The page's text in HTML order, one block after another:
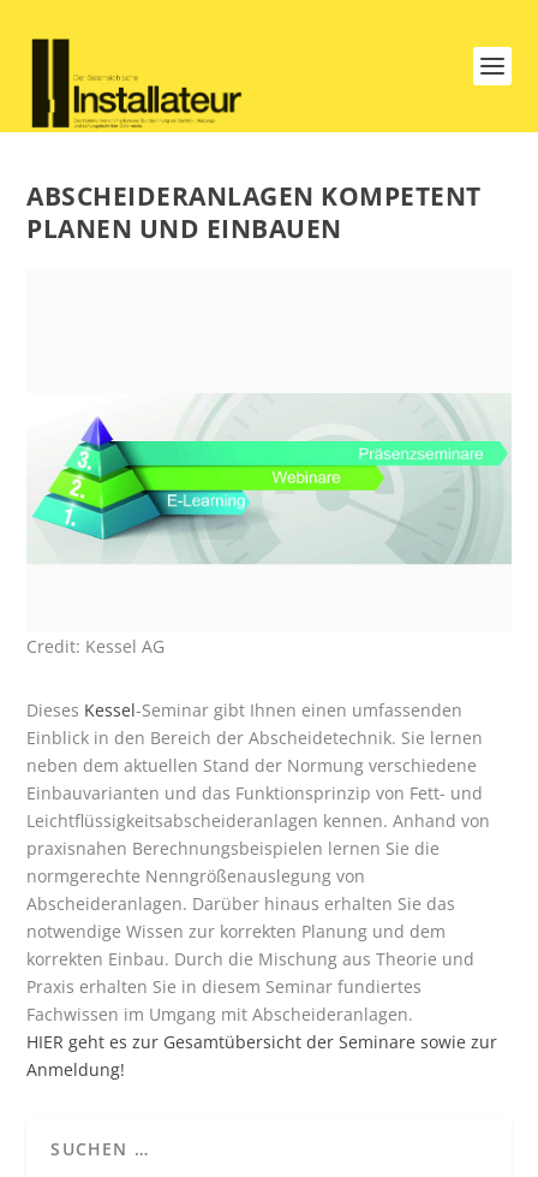
ABSCHEIDERANLAGEN KOMPETENT
PLANEN UND EINBAUEN
Credit: Kessel AG
Dieses Kessel-Seminar gibt Ihnen einen umfassenden
Einblick in den Bereich der Abscheidetechnik. Sie lernen
neben dem aktuellen Stand der Normung verschiedene
Einbauvarianten und das Funktionsprinzip von Fett- und
Leichtflüssigkeitsabscheideranlagen kennen. Anhand von
praxisnahen Berechnungsbeispielen lernen Sie die
normgerechte Nenngrößenauslegung von
Abscheideranlagen. Darüber hinaus erhalten Sie das
notwendige Wissen zur korrekten Planung und dem
korrekten Einbau. Durch die Mischung aus Theorie und
Praxis erhalten Sie in diesem Seminar fundiertes
Fachwissen im Umgang mit Abscheideranlagen.
HIER geht es zur Gesamtübersichtder Seminare sowie zur
Anmeldung!